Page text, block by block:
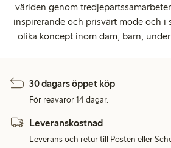
världen genom
inspirerande och prisvärt mode och i
olika koncept inom dam, barn,
30 dagars öppet köp
För reavaror 14 dagar.
Leveranskostnad
Leverans och retur till Posten eller